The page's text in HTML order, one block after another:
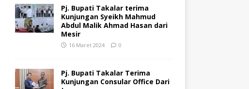
Pj. Bupati Takalar terima
Kunjungan Syeikh Mahmud
Abdul Malik Ahmad Hasan dari
Mesir
16 Maret 2024 0
Pj. Bupati Takalar Terima
Kunjungan Consular Office Dari